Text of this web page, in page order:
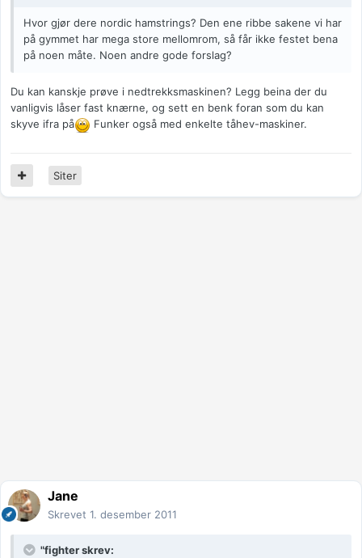
Hvor gjør dere nordic hamstrings? Den ene ribbe sakene vi har
på gymmet har mega store mellomrom, så får ikke festet bena
på noen måte. Noen andre gode forslag?
Du kan kanskje prøve i nedtrekksmaskinen? Legg beina der du
vanligvis låser fast knærne, og sett en benk foran som du kan
skyve ifra på
Funker også med enkelte tåhev-maskiner.
Siter
Jane
Skrevet 1. desember 2011
"fighter skrev: